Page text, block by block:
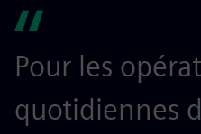
Pour les
quotidiennes